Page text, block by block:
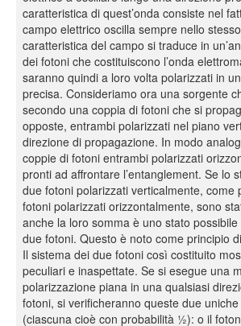
caratteristica di quest’onda consiste nel
campo elettrico oscilla sempre nello
caratteristica del campo si traduce in
dei fotoni che costituiscono l’onda
saranno quindi a loro volta polarizzati in
precisa. Consideriamo ora una sorgente
secondo una coppia di fotoni che si
opposte, entrambi polarizzati nel piano
direzione di propagazione. In modo
coppie di fotoni entrambi polarizzati
pronti ad affrontare l’entanglement. Se lo
due fotoni polarizzati verticalmente, come
fotoni polarizzati orizzontalmente, sono
anche la loro somma è uno stato
due fotoni. Questo è noto come principio
Il sistema dei due fotoni così costituito
peculiari e inaspettate. Se si esegue una
polarizzazione piana in una qualsiasi
fotoni, si verificheranno queste due
(ciascuna cioè con probabilità 1⁄2): o il